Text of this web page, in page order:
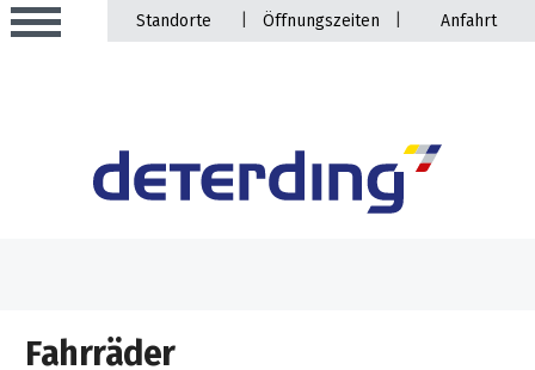
Standorte | Öffnungszeiten | Anfahrt
Sortiment
Fahrräder